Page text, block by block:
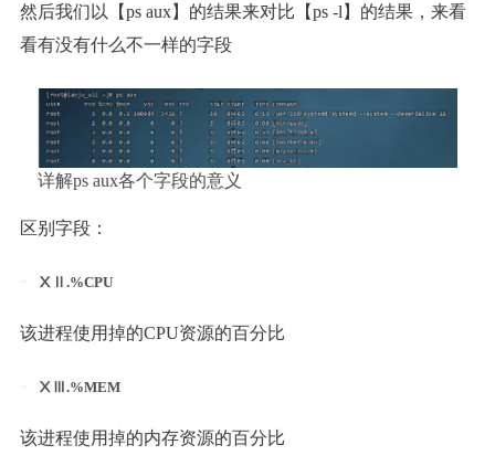
然后我们以【ps aux】的结果来对比【ps -l】的结果，来看
看有没有什么不一样的字段
详解ps aux各个字段的意义
区别字段：
ⅩⅡ.%CPU
该进程使用掉的CPU资源的百分比
ⅩⅢ.%MEM
该进程使用掉的内存资源的百分比